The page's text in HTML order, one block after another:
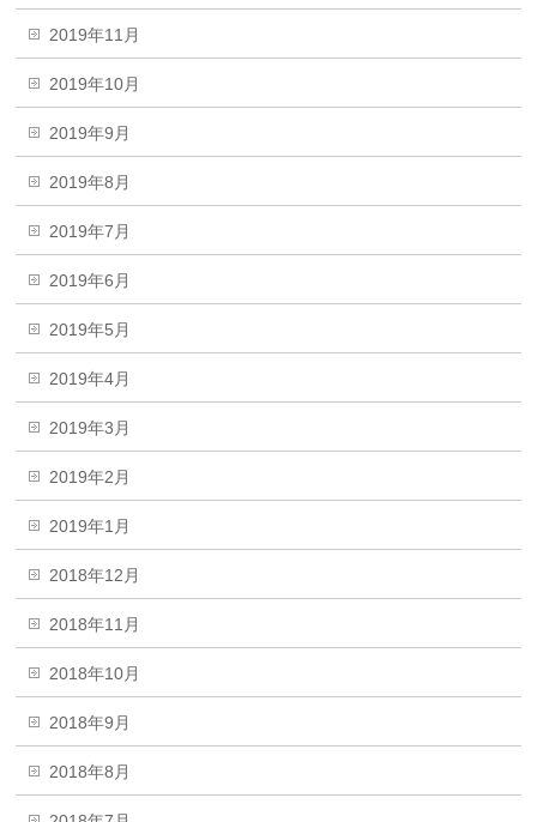
2019年11月
2019年10月
2019年9月
2019年8月
2019年7月
2019年6月
2019年5月
2019年4月
2019年3月
2019年2月
2019年1月
2018年12月
2018年11月
2018年10月
2018年9月
2018年8月